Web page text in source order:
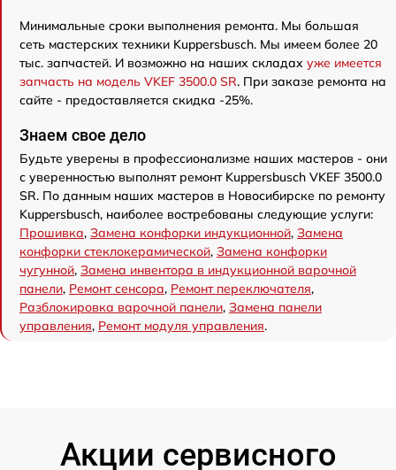
Минимальные сроки выполнения ремонта. Мы большая
сеть мастерских техники Kuppersbusch. Мы имеем более 20
тыс. запчастей. И возможно на наших складах уже имеется
запчасть на модель VKEF 3500.0 SR. При заказе ремонта на
сайте - предоставляется скидка -25%.
Знаем свое дело
Будьте уверены в профессионализме наших мастеров - они
с уверенностью выполнят ремонт Kuppersbusch VKEF 3500.0
SR. По данным наших мастеров в Новосибирске по ремонту
Kuppersbusch, наиболее востребованы следующие услуги:
Прошивка, Замена конфорки индукционной, Замена
конфорки стеклокерамической, Замена конфорки
чугунной, Замена инвентора в индукционной варочной
панели, Ремонт сенсора, Ремонт переключателя,
Разблокировка варочной панели, Замена панели
управления, Ремонт модуля управления.
Акции сервисного